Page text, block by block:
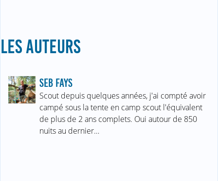
LES AUTEURS
SEB FAYS
Scout depuis quelques années, j'ai compté avoir
campé sous la tente en camp scout l'équivalent
de plus de 2 ans complets. Oui autour de 850
nuits au dernier…